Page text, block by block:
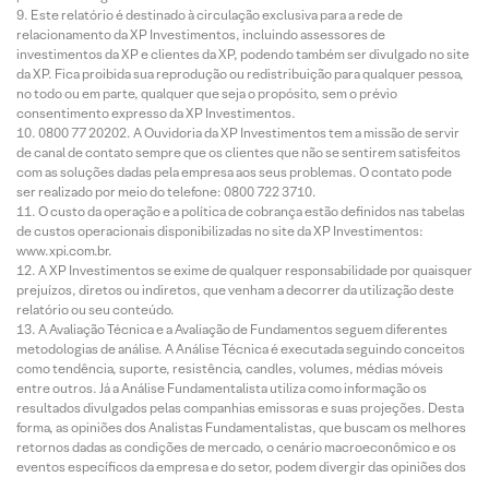
Este relatório é destinado à circulação exclusiva para a rede de
relacionamento da XP Investimentos, incluindo assessores de
investimentos da XP e clientes da XP, podendo também ser divulgado no site
da XP. Fica proibida sua reprodução ou redistribuição para qualquer pessoa,
no todo ou em parte, qualquer que seja o propósito, sem o prévio
consentimento expresso da XP Investimentos.
0800 77 20202. A Ouvidoria da XP Investimentos tem a missão de servir
de canal de contato sempre que os clientes que não se sentirem satisfeitos
com as soluções dadas pela empresa aos seus problemas. O contato pode
ser realizado por meio do telefone: 0800 722 3710.
O custo da operação e a política de cobrança estão definidos nas tabelas
de custos operacionais disponibilizadas no site da XP Investimentos:
www.xpi.com.br.
A XP Investimentos se exime de qualquer responsabilidade por quaisquer
prejuízos, diretos ou indiretos, que venham a decorrer da utilização deste
relatório ou seu conteúdo.
A Avaliação Técnica e a Avaliação de Fundamentos seguem diferentes
metodologias de análise. A Análise Técnica é executada seguindo conceitos
como tendência, suporte, resistência, candles, volumes, médias móveis
entre outros. Já a Análise Fundamentalista utiliza como informação os
resultados divulgados pelas companhias emissoras e suas projeções. Desta
forma, as opiniões dos Analistas Fundamentalistas, que buscam os melhores
retornos dadas as condições de mercado, o cenário macroeconômico e os
eventos específicos da empresa e do setor, podem divergir das opiniões dos